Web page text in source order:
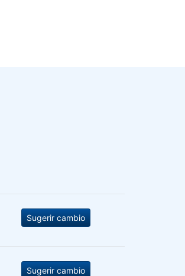
Sugerir cambio
Sugerir cambio